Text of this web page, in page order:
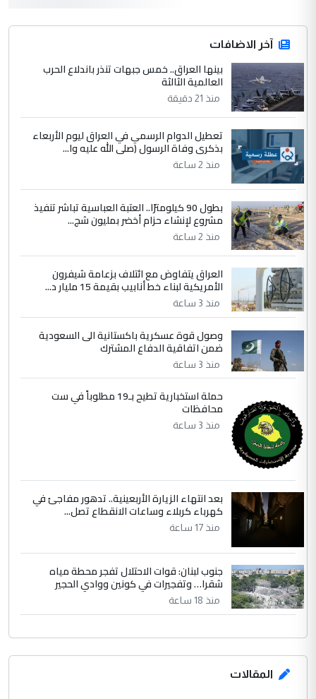
التعليق : قرار مستعجل جدا ولامصلحة فيه
للوزاره ولا للمواطن القرار الصائب يكون بعد
الاستماع للمدير ومغرفة ...
الموضوع :
وزير الصحة يعفي مدير مستشفى الكرخ
العام في بغداد
4 سردار
التعليق : واحد من عصابة علي ماما يسقط
جنسية الرافد الثالث للعراق ومن اصول عريقة
ابا فرات ...
الموضوع :
الجواهري يرد على صدام حسين سل
مضجعيك يابن الزنا (نص كامل)
5 سردار
التعليق : واحد من عصابة علي ماما يسقط
جنسية الرافد الثالث للعراق ومن اصول عريقة
الموضوع :
الجواهري يرد على صدام حسين سل
مضجعيك يابن الزنا (نص كامل)
آخر الاضافات
بينها العراق.. خمس جبهات تنذر باندلاع الحرب
العالمية الثالثة
منذ 21 دقيقة
تعطيل الدوام الرسمي في العراق ليوم الأربعاء
بذكرى وفاة الرسول (صلى الله عليه وا...
منذ 2 ساعة
بطول 90 كيلومترًا.. العتبة العباسية تباشر تنفيذ
مشروع لإنشاء حزام أخضر بمليون شج...
منذ 2 ساعة
العراق يتفاوض مع ائتلاف بزعامة شيفرون
الأمريكية لبناء خط أنابيب بقيمة 15 مليار د...
منذ 3 ساعة
وصول قوة عسكرية باكستانية الى السعودية
ضمن اتفاقية الدفاع المشترك
منذ 3 ساعة
حملة استخبارية تطيح بـ19 مطلوباً في ست
محافظات
منذ 3 ساعة
بعد انتهاء الزيارة الأربعينية.. تدهور مفاجئ في
كهرباء كربلاء وساعات الانقطاع تصل...
منذ 17 ساعة
جنوب لبنان: قوات الاحتلال تفجر محطة مياه
شقرا… وتفجيرات في كونين ووادي الحجير
منذ 18 ساعة
المقالات